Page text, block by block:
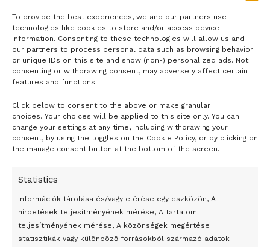
To provide the best experiences, we and our partners use
technologies like cookies to store and/or access device
information. Consenting to these technologies will allow us and
our partners to process personal data such as browsing behavior
or unique IDs on this site and show (non-) personalized ads. Not
consenting or withdrawing consent, may adversely affect certain
features and functions.
Click below to consent to the above or make granular
choices. Your choices will be applied to this site only. You can
change your settings at any time, including withdrawing your
consent, by using the toggles on the Cookie Policy, or by clicking on
the manage consent button at the bottom of the screen.
Statistics
Információk tárolása és/vagy elérése egy eszközön, A
hirdetések teljesítményének mérése, A tartalom
teljesítményének mérése, A közönségek megértése
statisztikák vagy különböző forrásokból származó adatok
- H I R D E T É S -